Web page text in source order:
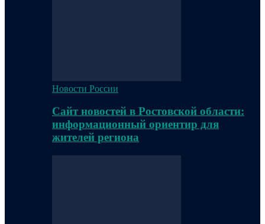
Новости России
Сайт новостей в Ростовской области:
информационный ориентир для
жителей региона